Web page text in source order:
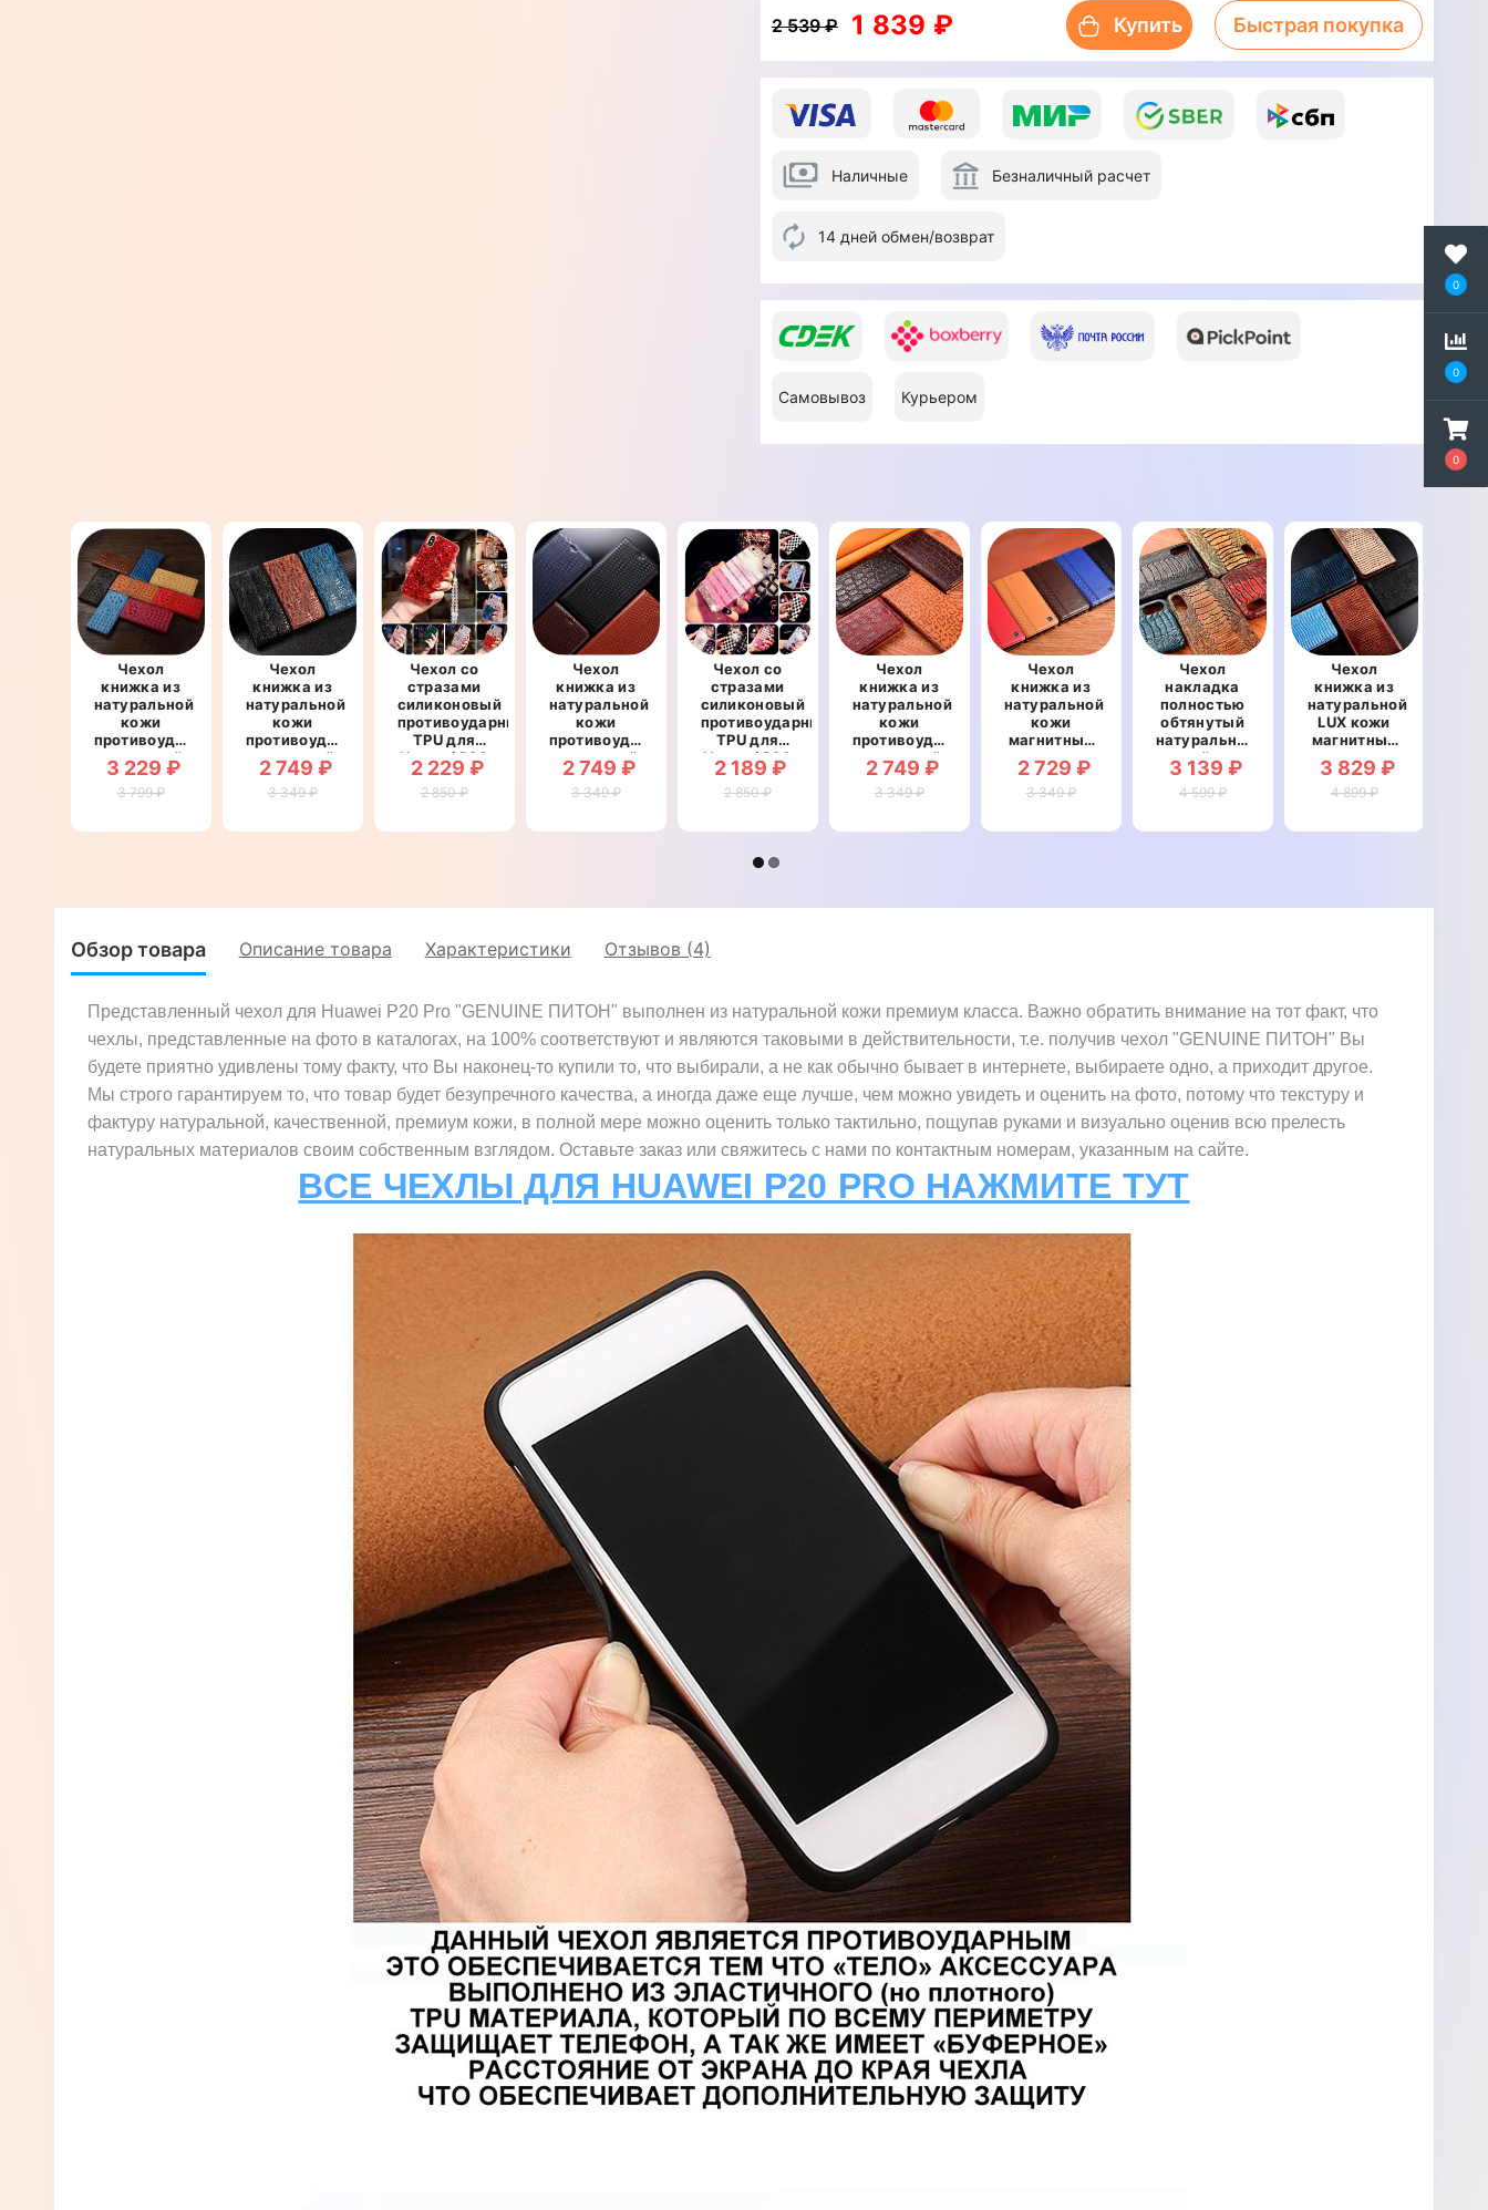
0
0
0
Наличные Безналичный расчет
14 дней обмен/возврат
Самовывоз Курьером
1 839 ₽
2 539 ₽ Купить Быстрая покупка
Чехол
книжка из
натуральной
кожи
противоударный
магнитный
для Huawei
P20 Pro
CREAST"
3 229 ₽
3 799 ₽
Чехол
книжка из
натуральной
кожи
противоударный
магнитный
для Huawei
P20 Pro
PAW"
2 749 ₽
3 349 ₽
Чехол со
стразами
силиконовый
противоударный
TPU для
Huawei P20
Pro
"SWAROV
2 229 ₽
2 850 ₽
Чехол
книжка из
натуральной
кожи
противоударный
магнитный
для Huawei
P20 Pro
2 749 ₽
3 349 ₽
Чехол со
стразами
силиконовый
противоударный
TPU для
Huawei P20
Pro "WALL
STAR"
2 189 ₽
2 850 ₽
Чехол
книжка из
натуральной
кожи
противоударный
магнитный
для Huawei
P20 Pro
STONE"
2 749 ₽
3 349 ₽
Чехол
книжка из
натуральной
кожи
магнитный
противоударный
для Huawei
P20 Pro
2 729 ₽
3 349 ₽
Чехол
накладка
полностью
обтянутый
натуральной
кожей для
Huawei P20
Pro
СТРАУС
3 139 ₽
4 599 ₽
Чехол
книжка из
натуральной
LUX кожи
магнитный
противоударный
для Huawei
P20 Pro
3 829 ₽
4 899 ₽
Обзор товара Описание товара Характеристики Отзывов (4)
Представленный чехол для Huawei P20 Pro "GENUINE ПИТОН" выполнен из натуральной кожи премиум класса. Важно обратить внимание на тот факт, что
чехлы, представленные на фото в каталогах, на 100% соответствуют и являются таковыми в действительности, т.е. получив чехол "GENUINE ПИТОН" Вы
будете приятно удивлены тому факту, что Вы наконец-то купили то, что выбирали, а не как обычно бывает в интернете, выбираете одно, а приходит другое.
Мы строго гарантируем то, что товар будет безупречного качества, а иногда даже еще лучше, чем можно увидеть и оценить на фото, потому что текстуру и
фактуру натуральной, качественной, премиум кожи, в полной мере можно оценить только тактильно, пощупав руками и визуально оценив всю прелесть
натуральных материалов своим собственным взглядом. Оставьте заказ или свяжитесь с нами по контактным номерам, указанным на сайте.
ВСЕ ЧЕХЛЫ ДЛЯ HUAWEI P20 PRO НАЖМИТЕ ТУТ